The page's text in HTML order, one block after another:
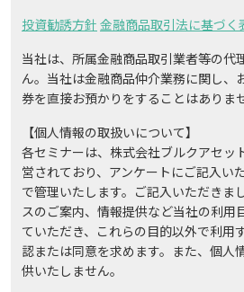
投資勧誘方針 金融商品取引法に基づく
当社は、所属金融商品取引業者等の代
ん。当社は金融商品仲介業務に関し、
券を直接お預かりをすることはありま
【個人情報の取扱いについて】
各セミナーは、株式会社ブルクアセッ
営されており、アンケートにご記入い
で管理いたします。ご記入いただきま
スのご案内、情報提供など当社の利用
ていただき、これらの目的以外で利用
認または同意を求めます。また、個人
供いたしません。